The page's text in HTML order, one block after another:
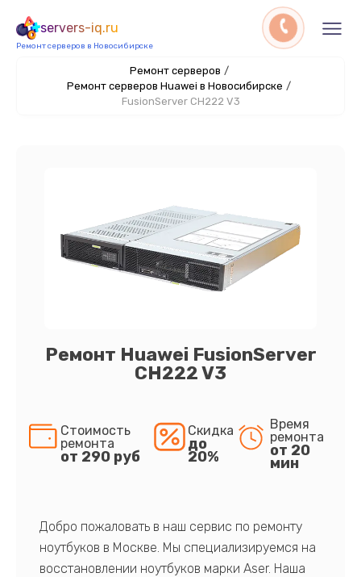
servers-iq.ru
Ремонт серверов в Новосибирске
Ремонт серверов /
Ремонт серверов Huawei в Новосибирске /
FusionServer CH222 V3
Ремонт Huawei FusionServer
CH222 V3
Стоимость
ремонта
от 290 руб
Скидка
до
20%
Время
ремонта
от 20
мин
Добро пожаловать в наш сервис по ремонту
ноутбуков в Москве. Мы специализируемся на
восстановлении ноутбуков марки Aser. Наша